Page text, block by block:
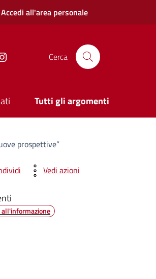
Accedi all'area personale
Cerca
Tutti gli argomenti
prospettive”
Vedi azioni
all'informazione